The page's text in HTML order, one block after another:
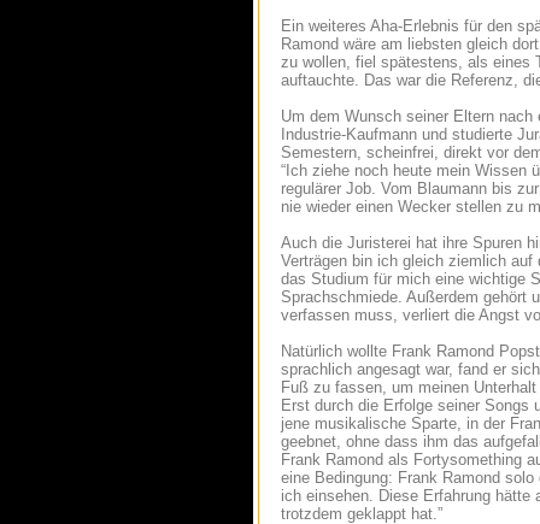
Ein weiteres Aha-Erlebnis für den
Ramond wäre am liebsten gleich
zu wollen, fiel spätestens, als eines
auftauchte. Das war die Referenz,
Um dem Wunsch seiner Eltern nach
Industrie-Kaufmann und studierte
Semestern, scheinfrei, direkt vor
“Ich ziehe noch heute mein Wissen
regulärer Job. Vom Blaumann bis
nie wieder einen Wecker stellen zu
Auch die Juristerei hat ihre Spuren
Verträgen bin ich gleich ziemlich
das Studium für mich eine wichtige
Sprachschmiede. Außerdem gehört
verfassen muss, verliert die Angst
Natürlich wollte Frank Ramond
sprachlich angesagt war, fand er
Fuß zu fassen, um meinen
Erst durch die Erfolge seiner Songs
jene musikalische Sparte, in der
geebnet, ohne dass ihm das
Frank Ramond als Fortysomething
eine Bedingung: Frank Ramond
ich einsehen. Diese Erfahrung hätte
trotzdem geklappt hat.”